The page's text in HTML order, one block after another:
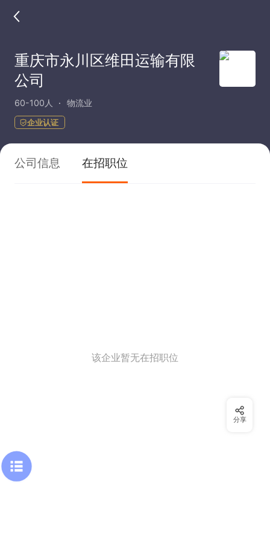
重庆市永川区维田运输有限
公司
60-100人 物流业
企业认证
公司信息 在招职位
该企业暂无在招职位
分享